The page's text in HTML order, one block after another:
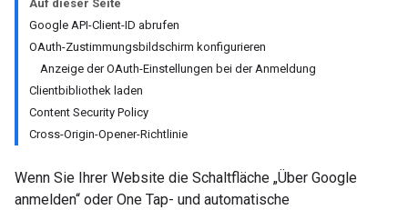
Auf dieser Seite
Google API-Client-ID abrufen
OAuth-Zustimmungsbildschirm konfigurieren
Anzeige der OAuth-Einstellungen bei der Anmeldung
Clientbibliothek laden
Content Security Policy
Cross-Origin-Opener-Richtlinie
Wenn Sie Ihrer Website die Schaltfläche „Über Google
anmelden“ oder One Tap- und automatische